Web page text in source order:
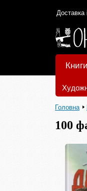
Доставка
Книги
Головна
100